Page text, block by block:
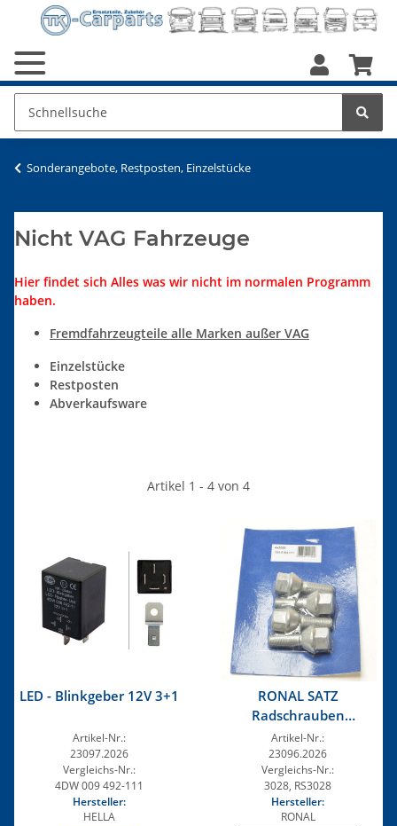
Sonderangebote, Restposten, Einzelstücke
Nicht VAG Fahrzeuge
Hier findet sich Alles was wir nicht im normalen Programm
haben.
Fremdfahrzeugteile alle Marken außer VAG
Einzelstücke
Restposten
Abverkaufsware
Artikel 1 - 4 von 4
LED - Blinkgeber 12V 3+1
Artikel-Nr.:
23097.2026
Vergleichs-Nr.:
4DW 009 492-111
Hersteller:
HELLA
RONAL SATZ
Radschrauben
M12x1,25x32 mm
Kegelbund 60°
Artikel-Nr.:
23096.2026
Vergleichs-Nr.:
3028, RS3028
Hersteller:
RONAL